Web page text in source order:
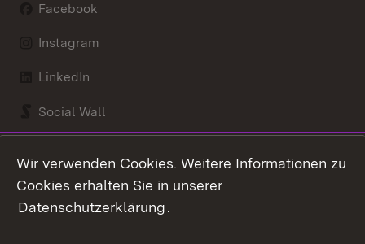
Facebook
Instagram
LinkedIn
Social Wall
Kontakt
Wir verwenden Cookies. Weitere Informationen zu
Cookies erhalten Sie in unserer
Datenschutzerklärung.